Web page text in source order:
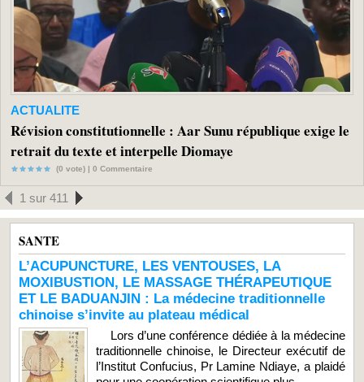
ACTUALITE
Révision constitutionnelle : Aar Sunu république exige le
retrait du texte et interpelle Diomaye
(0 vote) | 0 Commentaire
1 sur 411
SANTE
L’ACUPUNCTURE, LES VENTOUSES, LA
MOXIBUSTION, LE MASSAGE THÉRAPEUTIQUE
ET LE BADUANJIN : La médecine traditionnelle
chinoise s’invite au plateau médical
Lors d’une conférence dédiée à la médecine
traditionnelle chinoise, le Directeur exécutif de
l’Institut Confucius, Pr Lamine Ndiaye, a plaidé